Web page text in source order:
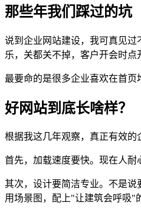
那些年我们踩过的坑
说到企业网站建设，我可真见
乐，关都关不掉，客户开会时点
最要命的是很多企业喜欢在首页
好网站到底长啥样？
根据我这几年观察，真正有效的
首先，加载速度要快。现在人耐
其次，设计要简洁专业。不是
用场景图，配上"让建筑会呼吸"